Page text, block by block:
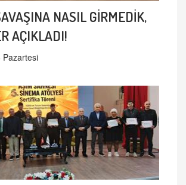
NASIL GİRMEDİK,
AÇIKLADI!
Pazartesi